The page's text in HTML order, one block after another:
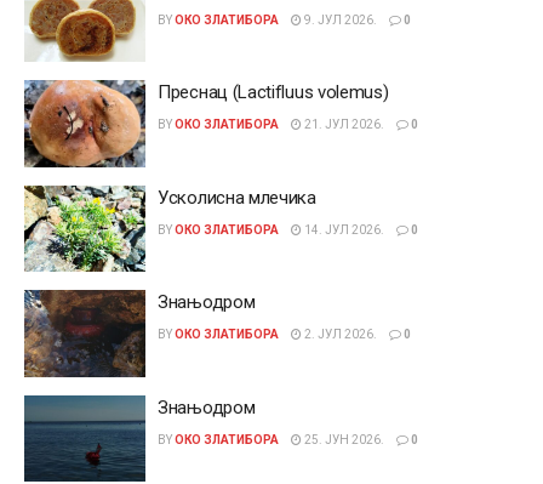
BYОКО ЗЛАТИБОРА 9. ЈУЛ 2026. 0
Преснац (Lactifluus volemus)
BYОКО ЗЛАТИБОРА 21. ЈУЛ 2026. 0
Усколисна млечика
BYОКО ЗЛАТИБОРА 14. ЈУЛ 2026. 0
Знањодром
BYОКО ЗЛАТИБОРА 2. ЈУЛ 2026. 0
Знањодром
BYОКО ЗЛАТИБОРА 25. ЈУН 2026. 0